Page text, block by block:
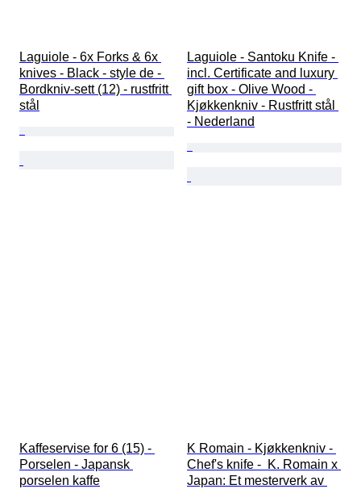
Laguiole - 6x Forks & 6x
knives - Black - style de -
Bordkniv-sett (12) - rustfritt
stål
Laguiole - Santoku Knife -
incl. Certificate and luxury
gift box - Olive Wood -
Kjøkkenkniv - Rustfritt stål
- Nederland
Kaffeservise for 6 (15) -
Porselen - Japansk
porselen kaffe
K Romain - Kjøkkenkniv -
Chef's knife -  K. Romain x
Japan: Et mesterverk av